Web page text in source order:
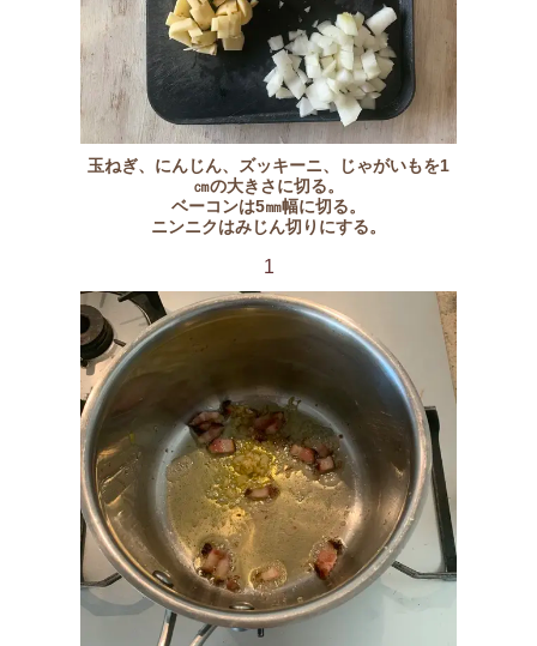
玉ねぎ、にんじん、ズッキーニ、じゃがいもを1
㎝の大きさに切る。
ベーコンは5㎜幅に切る。
ニンニクはみじん切りにする。
1